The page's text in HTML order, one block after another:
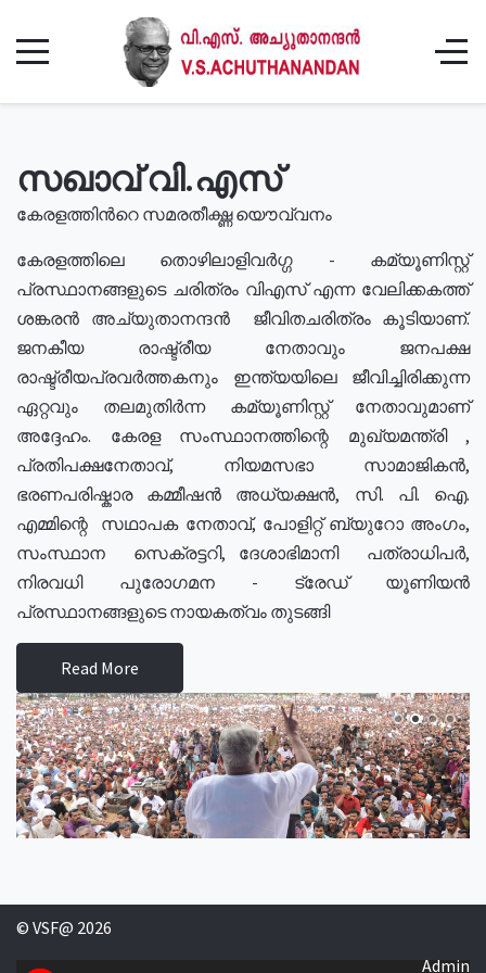
സഖാവ് വി.എസ്
കേരളത്തിൻറെ സമരതീക്ഷ്ണ യൌവ്വനം
കേരളത്തിലെ തൊഴിലാളിവർഗ്ഗ - കമ്യൂണിസ്റ്റ്
പ്രസ്ഥാനങ്ങളുടെ ചരിത്രം വിഎസ് എന്ന വേലിക്കകത്ത്
ശങ്കരൻ അച്യുതാനന്ദൻ ജീവിതചരിത്രം കൂടിയാണ്.
ജനകീയ രാഷ്ട്രീയ നേതാവും ജനപക്ഷ
രാഷ്ട്രീയപ്രവർത്തകനും ഇന്ത്യയിലെ ജീവിച്ചിരിക്കുന്ന
ഏറ്റവും തലമുതിർന്ന കമ്യൂണിസ്റ്റ് നേതാവുമാണ്
അദ്ദേഹം. കേരള സംസ്ഥാനത്തിന്റെ മുഖ്യമന്ത്രി ,
പ്രതിപക്ഷനേതാവ്, നിയമസഭാ സാമാജികൻ,
ഭരണപരിഷ്കാര കമ്മീഷൻ അധ്യക്ഷൻ, സി. പി. ഐ.
എമ്മിന്റെ സഥാപക നേതാവ്, പോളിറ്റ് ബ്യുറോ അംഗം,
സംസ്ഥാന സെക്രട്ടറി, ദേശാഭിമാനി പത്രാധിപർ,
നിരവധി പുരോഗമന - ട്രേഡ് യൂണിയൻ
പ്രസ്ഥാനങ്ങളുടെ നായകത്വം തുടങ്ങി
Read More
© VSF@ 2026
Admin